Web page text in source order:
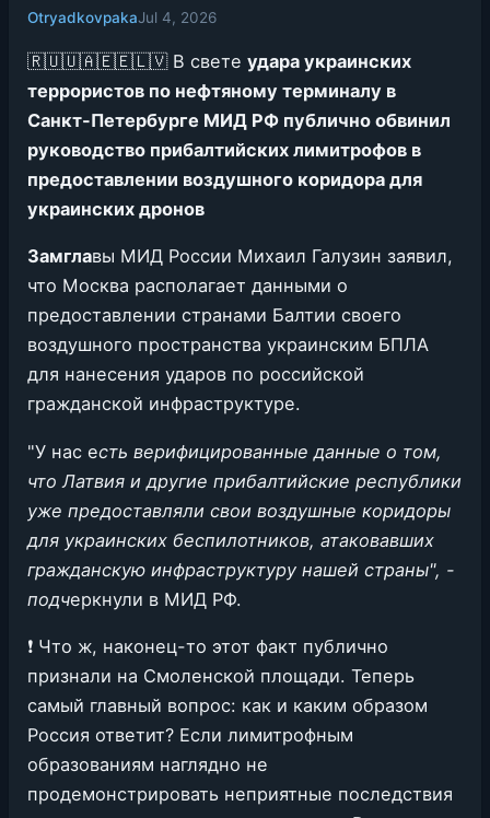
OtryadkovpakaJul 4, 2026
🇷🇺🇺🇦🇪🇪🇱🇻 В свете удара украинских
террористов по нефтяному терминалу в
Санкт-Петербурге МИД РФ публично обвинил
руководство прибалтийских лимитрофов в
предоставлении воздушного коридора для
украинских дронов
Замглавы МИД России Михаил Галузин заявил,
что Москва располагает данными о
предоставлении странами Балтии своего
воздушного пространства украинским БПЛА
для нанесения ударов по российской
гражданской инфраструктуре.
"У нас есть верифицированные данные о том,
что Латвия и другие прибалтийские республики
уже предоставляли свои воздушные коридоры
для украинских беспилотников, атаковавших
гражданскую инфраструктуру нашей страны", -
подчеркнули в МИД РФ.
❗️ Что ж, наконец-то этот факт публично
признали на Смоленской площади. Теперь
самый главный вопрос: как и каким образом
Россия ответит? Если лимитрофным
образованиям наглядно не
продемонстрировать неприятные последствия